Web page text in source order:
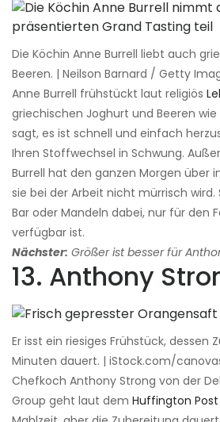
Die Köchin Anne Burrell liebt auch
Beeren. | Neilson Barnard / Getty
Anne Burrell frühstückt laut religiös
griechischen Joghurt und Beeren wie
sagt, es ist schnell und einfach
Ihren Stoffwechsel in Schwung.
Burrell hat den ganzen Morgen über
sie bei der Arbeit nicht mürrisch
Bar oder Mandeln dabei, nur für den
verfügbar ist.
Nächster: Größer ist besser für
13. Anthony
Er isst ein riesiges Frühstück, dessen
Minuten dauert. | iStock.com/
Chefkoch Anthony Strong von der
Group geht laut dem Huffington Post